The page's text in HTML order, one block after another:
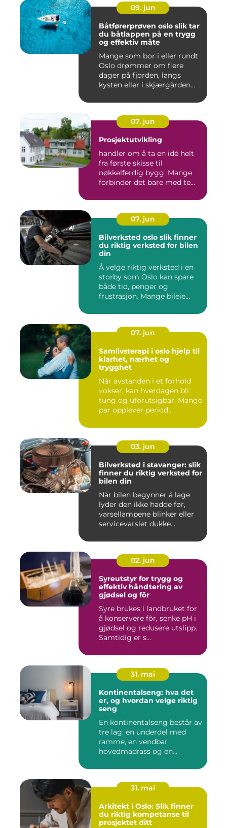
09. jun
Båtførerprøven oslo slik tar
du båtlappen på en trygg
og effektiv måte
Mange som bor i eller rundt
Oslo drømmer om flere
dager på fjorden, langs
kysten eller i skjærgården...
07. jun
Prosjektutvikling
handler om å ta en idé helt
fra første skisse til
nøkkelferdig bygg. Mange
forbinder det bare med te...
07. jun
Bilverksted oslo slik finner
du riktig verksted for bilen
din
Å velge riktig verksted i en
storby som Oslo kan spare
både tid, penger og
frustrasjon. Mange bileie...
07. jun
Samlivsterapi i oslo hjelp til
klarhet, nærhet og
trygghet
Når avstanden i et forhold
vokser, kan hverdagen bli
tung og uforutsigbar. Mange
par opplever period...
03. jun
Bilverksted i stavanger: slik
finner du riktig verksted for
bilen din
Når bilen begynner å lage
lyder den ikke hadde før,
varsellampene blinker eller
servicevarslet dukke...
02. jun
Syreutstyr for trygg og
effektiv håndtering av
gjødsel og fôr
Syre brukes i landbruket for
å konservere fôr, senke pH i
gjødsel og redusere utslipp.
Samtidig er s...
31. mai
Kontinentalseng: hva det
er, og hvordan velge riktig
seng
En kontinentalseng består av
tre lag: en underdel med
ramme, en vendbar
hovedmadrass og en
31. mai
Arkitekt i Oslo: Slik finner
du riktig kompetanse til
prosjektet ditt